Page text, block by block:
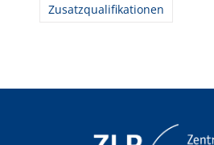
Zusatzqualifikationen